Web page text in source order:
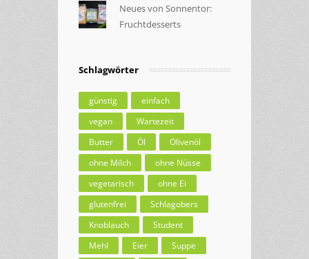
Neues von Sonnentor:
Fruchtdesserts
Schlagwörter
günstig
einfach
vegan
Wartezeit
Butter
Öl
Olivenöl
ohne Milch
ohne Nüsse
vegetarisch
ohne Ei
glutenfrei
Schlagobers
Knoblauch
Student
Mehl
Eier
Suppe